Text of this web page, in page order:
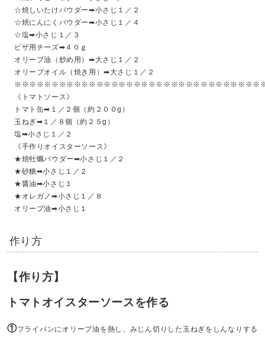
☆焼しいたけパウダー➡小さじ１／２
☆焼にんにくパウダー➡小さじ１／４
☆塩➡小さじ１／３
ピザ用チーズ➡４０ｇ
オリーブ油（炒め用）➡大さじ１／２
オリーブオイル（焼き用）➡大さじ１／２
《トマトソース》
トマト缶➡１／２個（約２００g）
玉ねぎ➡１／８個（約２５g）
塩➡小さじ１／２
《手作りオイスターソース》
★焼牡蠣パウダー➡小さじ１／２
★砂糖➡小さじ１／２
★醤油➡小さじ１
★オレガノ➡小さじ１／８
オリーブ油➡小さじ１
作り方
【作り方】
トマトオイスターソースを作る
①フライパンにオリーブ油を熱し、みじん切りした玉ねぎをしんなりする